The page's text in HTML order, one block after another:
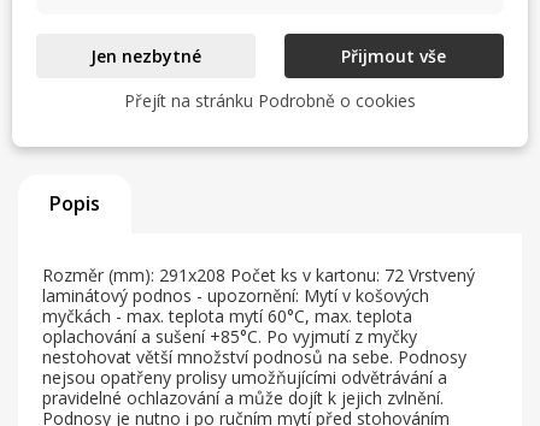
MÁM DOTAZ
Popis
Rozměr (mm): 291x208 Počet ks v kartonu: 72 Vrstvený
laminátový podnos - upozornění: Mytí v košových
myčkách - max. teplota mytí 60°C, max. teplota
oplachování a sušení +85°C. Po vyjmutí z myčky
nestohovat větší množství podnosů na sebe. Podnosy
nejsou opatřeny prolisy umožňujícími odvětrávání a
pravidelné ochlazování a může dojít k jejich zvlnění.
Podnosy je nutno i po ručním mytí před stohováním
Jen nezbytné
Přijmout vše
Přejít na stránku Podrobně o cookies